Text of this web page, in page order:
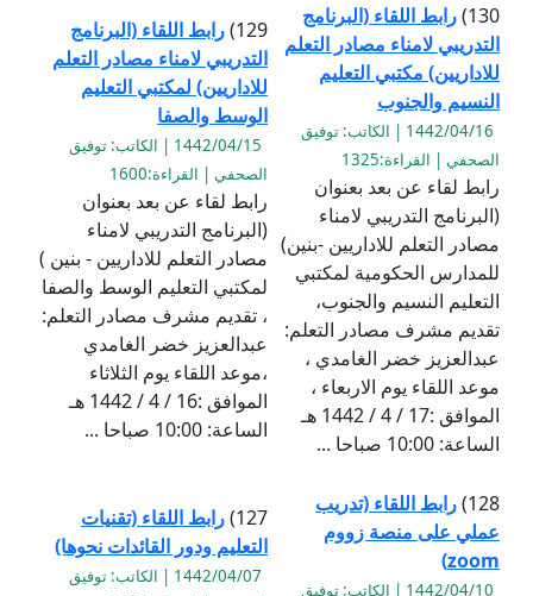
130) رابط اللقاء (البرنامج
التدريبي لامناء مصادر التعلم
للاداريين) مكتبي التعليم
النسيم والجنوب
1442/04/16 | الكاتب: توفيق
الصحفي | القراءة:1325
رابط لقاء عن بعد بعنوان
(البرنامج التدريبي لامناء
مصادر التعلم للاداريين -بنين)
للمدارس الحكومية لمكتبي
التعليم النسيم والجنوب،
تقديم مشرف مصادر التعلم:
عبدالعزيز خضر الغامدي ،
موعد اللقاء يوم الاربعاء ،
الموافق :17 / 4 / 1442 هـ
الساعة: 10:00 صباحا ...
129) رابط اللقاء (البرنامج
التدريبي لامناء مصادر التعلم
للاداريين) لمكتبي التعليم
الوسط والصفا
1442/04/15 | الكاتب: توفيق
الصحفي | القراءة:1600
رابط لقاء عن بعد بعنوان
(البرنامج التدريبي لامناء
مصادر التعلم للاداريين - بنين )
لمكتبي التعليم الوسط والصفا
، تقديم مشرف مصادر التعلم:
عبدالعزيز خضر الغامدي
،موعد اللقاء يوم الثلاثاء
الموافق :16 / 4 / 1442 هـ
الساعة: 10:00 صباحا ...
128) رابط اللقاء (تدريب
عملي على منصة زووم
zoom)
1442/04/10 | الكاتب: توفيق
127) رابط اللقاء (تقنيات
التعليم ودور القائدات نحوها)
1442/04/07 | الكاتب: توفيق